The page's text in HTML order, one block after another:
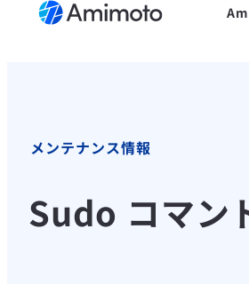
メンテナンス情報
Sudo コマン